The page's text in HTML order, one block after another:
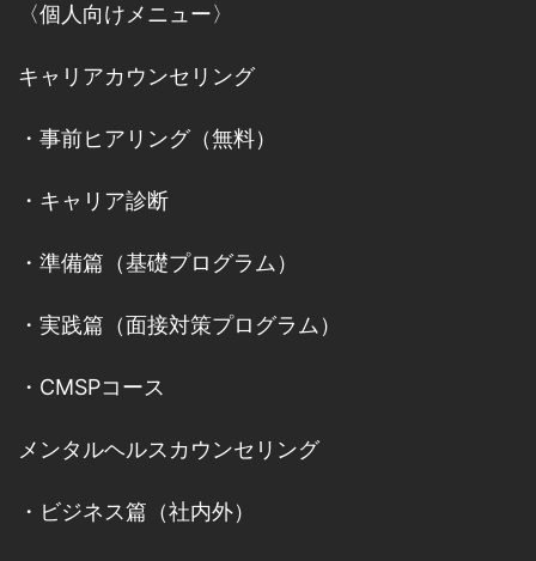
〈個人向けメニュー〉
キャリアカウンセリング
・ 事前ヒアリング（無料）
・ キャリア診断
・ 準備篇（基礎プログラム）
・ 実践篇（面接対策プログラム）
・ CMSPコース
メンタルヘルスカウンセリング
・ ビジネス篇（社内外）